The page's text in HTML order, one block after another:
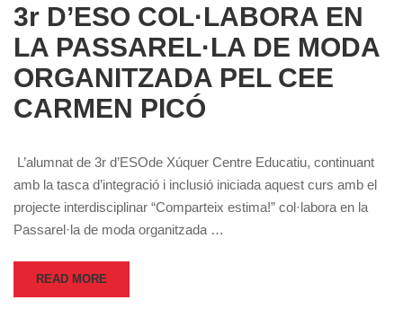
3r D’ESO COL·LABORA EN
LA PASSAREL·LA DE MODA
ORGANITZADA PEL CEE
CARMEN PICÓ
L’alumnat de 3r d’ESOde Xúquer Centre Educatiu, continuant
amb la tasca d’integració i inclusió iniciada aquest curs amb el
projecte interdisciplinar “Comparteix estima!” col·labora en la
Passarel·la de moda organitzada …
READ MORE